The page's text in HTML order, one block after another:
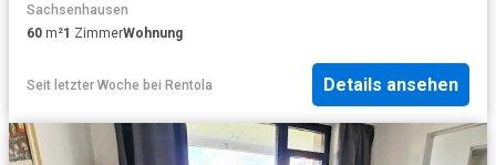
Sachsenhausen
60 m²1 ZimmerWohnung
Seit letzter Woche bei Rentola Details ansehen